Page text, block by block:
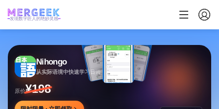
发现数字匠人的绝妙灵感
Nihongo
从实际语境中快速学习日语
原价¥198